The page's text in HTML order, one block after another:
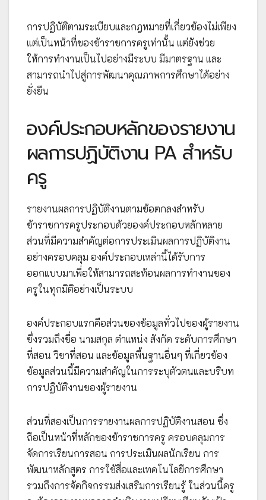
การปฏิบัติตามระเบียบและกฎหมายที่เกี่ยวข้องไม่เพียง
แต่เป็นหน้าที่ของข้าราชการครูเท่านั้น แต่ยังช่วย
ให้การทำงานเป็นไปอย่างมีระบบ มีมาตรฐาน และ
สามารถนำไปสู่การพัฒนาคุณภาพการศึกษาได้อย่าง
ยั่งยืน
องค์ประกอบหลักของรายงาน
ผลการปฏิบัติงาน PA สำหรับ
ครู
รายงานผลการปฏิบัติงานตามข้อตกลงสำหรับ
ข้าราชการครูประกอบด้วยองค์ประกอบหลักหลาย
ส่วนที่มีความสำคัญต่อการประเมินผลการปฏิบัติงาน
อย่างครอบคลุม องค์ประกอบเหล่านี้ได้รับการ
ออกแบบมาเพื่อให้สามารถสะท้อนผลการทำงานของ
ครูในทุกมิติอย่างเป็นระบบ
องค์ประกอบแรกคือส่วนของข้อมูลทั่วไปของผู้รายงาน
ซึ่งรวมถึงชื่อ นามสกุล ตำแหน่ง สังกัด ระดับการศึกษา
ที่สอน วิชาที่สอน และข้อมูลพื้นฐานอื่นๆ ที่เกี่ยวข้อง
ข้อมูลส่วนนี้มีความสำคัญในการระบุตัวตนและบริบท
การปฏิบัติงานของผู้รายงาน
ส่วนที่สองเป็นการรายงานผลการปฏิบัติงานสอน ซึ่ง
ถือเป็นหน้าที่หลักของข้าราชการครู ครอบคลุมการ
จัดการเรียนการสอน การประเมินผลนักเรียน การ
พัฒนาหลักสูตร การใช้สื่อและเทคโนโลยีการศึกษา
รวมถึงการจัดกิจกรรมส่งเสริมการเรียนรู้ ในส่วนนี้ครู